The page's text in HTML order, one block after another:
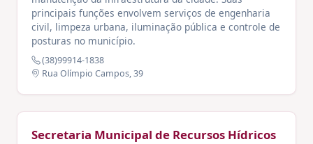
principais funções envolvem serviços de engenharia
civil, limpeza urbana, iluminação pública e controle de
posturas no município.
(38)99914-1838
Rua Olímpio Campos, 39
Secretaria Municipal de Recursos Hídricos